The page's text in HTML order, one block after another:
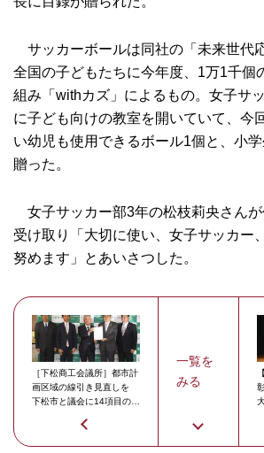
サッカーボールは同社の「未来世代
全国の子どもたちに今年度、1万1千個
組み「withカズ」によるもの。女子サ
に子ども向けの教室を開いていて、今
い幼児も使用できるボール1個と、小
贈った。
女子サッカー部3年の松枝莉央さん
受け取り「大切に使い、女子サッカー
努めます」とあいさつした。
［下松商工会議所］都市計
画区域の線引き見直しを
下松市と議会に14項目の行
一覧を
みる